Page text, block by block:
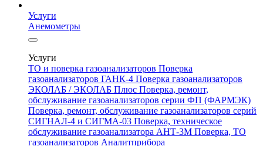
Услуги
Анемометры
Услуги
ТО и поверка газоанализаторов Поверка
газоанализаторов ГАНК-4 Поверка газоанализаторов
ЭКОЛАБ / ЭКОЛАБ Плюс Поверка, ремонт,
обслуживание газоанализаторов серии ФП (ФАРМЭК)
Поверка, ремонт, обслуживание газоанализаторов серий
СИГНАЛ-4 и СИГМА-03 Поверка, техническое
обслуживание газоанализатора АНТ-3М Поверка, ТО
газоанализаторов Аналитприбора